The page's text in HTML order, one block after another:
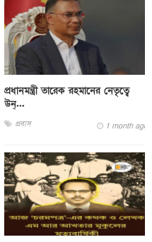
প্রধানমন্ত্রী তারেক রহমানের নেতৃত্বে
উন্...
প্রবাস 1 month ago